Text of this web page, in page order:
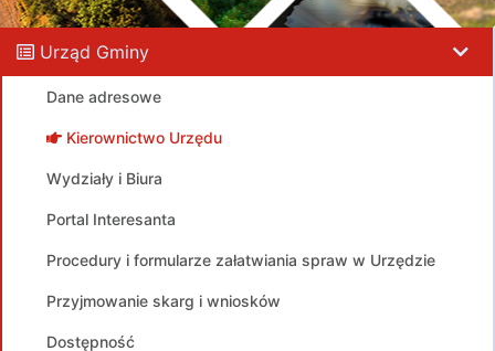
Urząd Gminy
Dane adresowe
Kierownictwo Urzędu
Wydziały i Biura
Portal Interesanta
Procedury i formularze załatwiania spraw w Urzędzie
Przyjmowanie skarg i wniosków
Dostępność